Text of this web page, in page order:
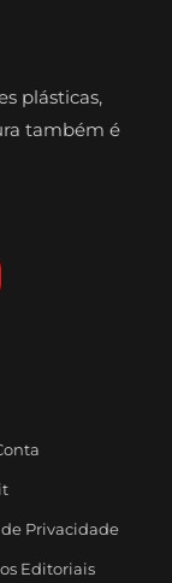
plásticas,
também é
Privacidade
Editoriais